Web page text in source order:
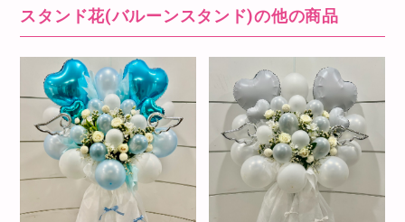
スタンド花(バルーンスタンド)の他の商品